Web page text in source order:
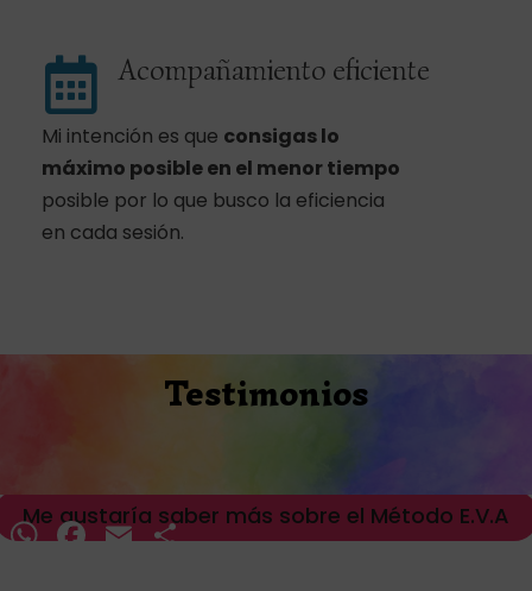
Acompañamiento eficiente
Mi intención es que consigas lo
máximo posibleen el menor tiempo
posible por lo que busco la eficiencia
en cada sesión.
Me gustaría saber más sobre el Método E.V.A
Testimonios
WhatsApp
Facebook
Email
Compartir